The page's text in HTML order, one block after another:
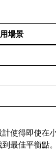
場景
使得即使在
最佳平衡點